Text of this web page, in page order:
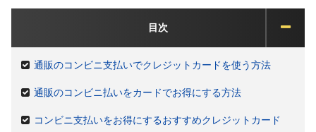
目次
通販のコンビニ支払いでクレジットカードを使う方法
通販のコンビニ払いをカードでお得にする方法
コンビニ支払いをお得にするおすすめクレジットカード